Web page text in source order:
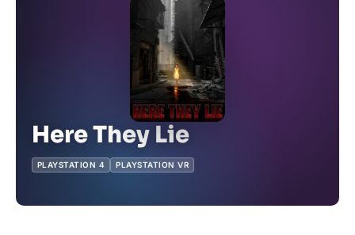
Here They Lie
PLAYSTATION 4 PLAYSTATION VR